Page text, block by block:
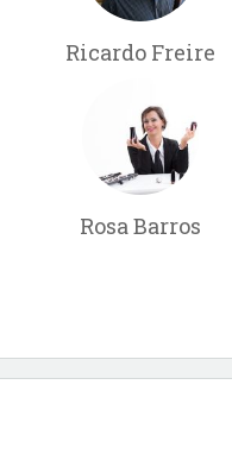
Ricardo Freire
Rosa Barros